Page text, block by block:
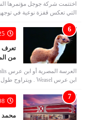
التي تعكس قفزة نوعية في
25
تعرف
من
ابن عرس Weasel . ويتراوح طول العرسة من 15 - 35…
08